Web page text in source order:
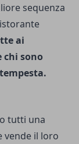
sequenza
ai
chi sono
tutti una
vende il loro